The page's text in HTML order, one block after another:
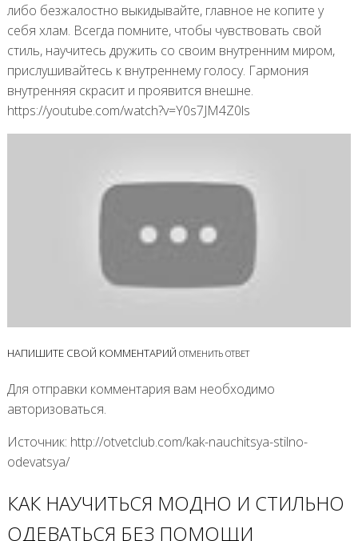
либо безжалостно выкидывайте, главное не копите у
себя хлам. Всегда помните, чтобы чувствовать свой
стиль, научитесь дружить со своим внутренним миром,
прислушивайтесь к внутреннему голосу. Гармония
внутренняя скрасит и проявится внешне.
https://youtube.com/watch?v=Y0s7JM4Z0ls
НАПИШИТЕ СВОЙ КОММЕНТАРИЙ ОТМЕНИТЬ ОТВЕТ
Для отправки комментария вам необходимо
авторизоваться.
Источник: http://otvetclub.com/kak-nauchitsya-stilno-
odevatsya/
КАК НАУЧИТЬСЯ МОДНО И СТИЛЬНО
ОДЕВАТЬСЯ БЕЗ ПОМОЩИ